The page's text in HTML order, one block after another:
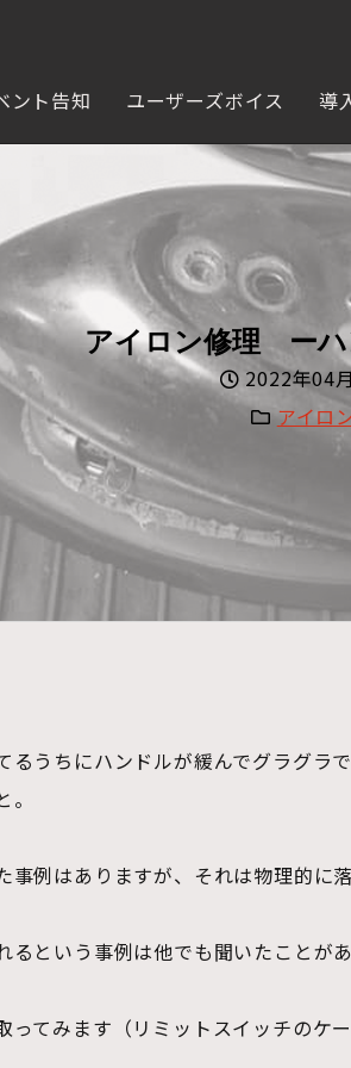
ント告知
ユーザーズボイス 導
アイロン修理 ーハ
2022年04
アイロ
るうちにハンドルが緩んでグラグラ
事例はありますが、それは物理的に
るという事例は他でも聞いたことがあ
ってみます（リミットスイッチのケー